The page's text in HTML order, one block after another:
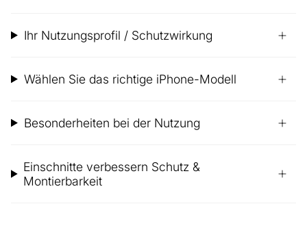
Ihr Nutzungsprofil / Schutzwirkung
Wählen Sie das richtige iPhone-Modell
Besonderheiten bei der Nutzung
Einschnitte verbessern Schutz &
Montierbarkeit